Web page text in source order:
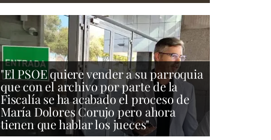
"El PSOE quiere vender a su parroquia
que con el archivo por parte de la
Fiscalía se ha acabado el proceso de
María Dolores Corujo pero ahora
tienen que hablar los jueces"